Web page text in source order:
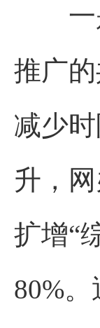
一是
推广
减少
升，
扩增“
80%